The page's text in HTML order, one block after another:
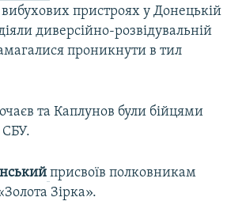
пристроях у Донецькій
диверсійно-розвідувальній
проникнути в тил
та Каплунов були бійцями
СБУ.
присвоїв полковникам
Зірка».